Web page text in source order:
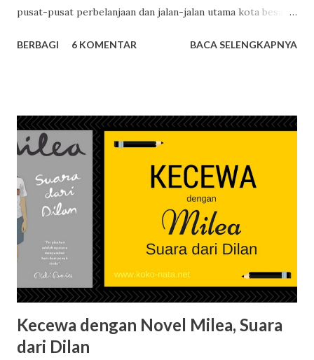
pusat-pusat perbelanjaan dan jalan-jalan utama kota besar.
Menunya bervariasi, cocok dengan lidah orang Indonesia,
Jepang Sebagian orang menganggap HokBen adalah
restoran waralaba asal Jepang. Saya juga awalnya begitu.
Nyatanya, HokBen adalah produk asli Indonesia. HokBen
berada di bawah naungan PT. Eka Bogainti. Pendiri HokBen
sering berwisata ke Jepang dan menyukai Bento, semacam
paket nasi dan lauk yang sering dijadilan bekal. Di tanah air,
sang pendiri mengadaptasi menu Jepang agar sesuai
dengan lidah orang Indonesia. HokBen pertama di Kebon
Kacang, Tanah Abang, Jakarta Pusat pada 198...
BERBAGI 6 KOMENTAR BACA SELENGKAPNYA
Kecewa dengan Novel Milea, Suara
dari Dilan